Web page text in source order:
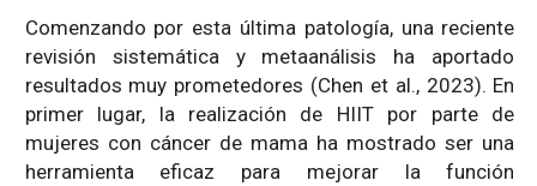
Comenzando por esta última patología, una reciente
revisión sistemática y metaanálisis ha aportado
resultados muy prometedores (Chen et al., 2023). En
primer lugar, la realización de HIIT por parte de
mujeres con cáncer de mama ha mostrado ser una
herramienta eficaz para mejorar la función